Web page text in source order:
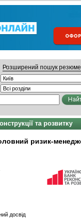
Розширений пошук резюме
та розвитку
ризик-
досвід